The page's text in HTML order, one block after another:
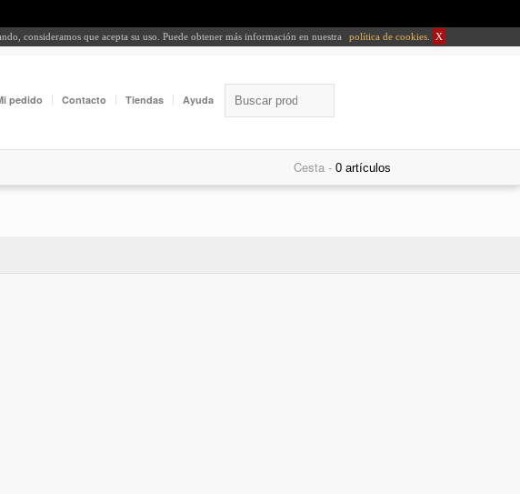
consideramos que acepta su uso. Puede obtener más información en nuestra política de cookies X
pedido Contacto Tiendas Ayuda
Cesta -